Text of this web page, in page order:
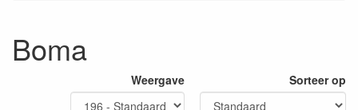
Boma
Weergave Sorteer op